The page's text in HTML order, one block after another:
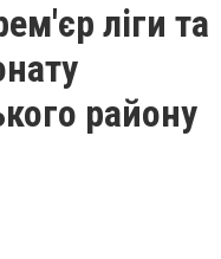
ліги та
району